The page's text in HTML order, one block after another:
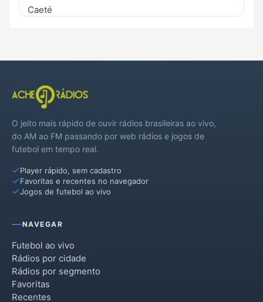
Caeté
Juatuba
Lagoa Santa
Nova União
Ribeirão das Neves
Sabará
Sarzedo
O jeito mais rápido de ouvir rádios brasileiras ao vivo,
do AM ao FM passando por web rádios e jogos de
futebol em tempo real.
Player rápido, sem cadastro
Favoritas e recentes no navegador
Jogos de futebol ao vivo
NAVEGAR
Futebol ao vivo
Rádios por cidade
Rádios por segmento
Favoritas
Recentes